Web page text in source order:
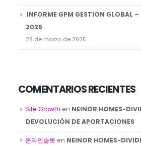
INFORME GPM GESTION GLOBAL
2025
28 de marzo de 2025
COMENTARIOS RECIENTES
Site Growth en NEINOR HOMES-
DEVOLUCIÓN DE APORTACIONES
온라인슬롯 en NEINOR HOMES-